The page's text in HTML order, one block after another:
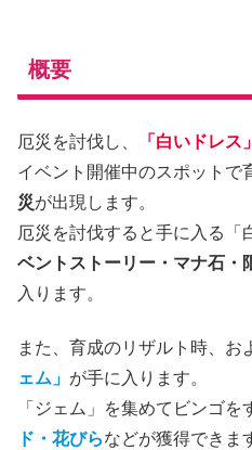
概要
厄災を討伐し、 「白いドレス」
イベント開催中のスポットで
災が出現します。
厄災を討伐すると手に入る「
ベントストーリー・マナ石・
入ります。
また、育成のリザルト時、お
ェム」 が手に入ります。
「ジェム」を集めてビンゴを
ド・花びらなどが獲得できま